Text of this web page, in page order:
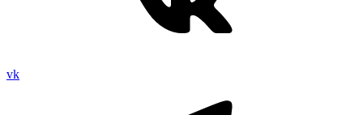
vk